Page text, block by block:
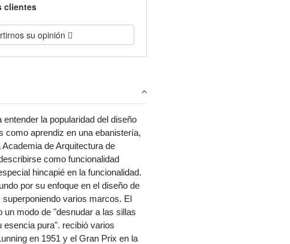
clientes
su opinión
la popularidad del diseño
como aprendiz en una ebanistería,
de Arquitectura de
como funcionalidad
hincapié en la funcionalidad.
por su enfoque en el diseño de
varios marcos. El
modo de "desnudar a las sillas
pura". recibió varios
en 1951 y el Gran Prix en la